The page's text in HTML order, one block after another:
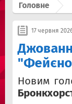
Головне
17 червня
Новим